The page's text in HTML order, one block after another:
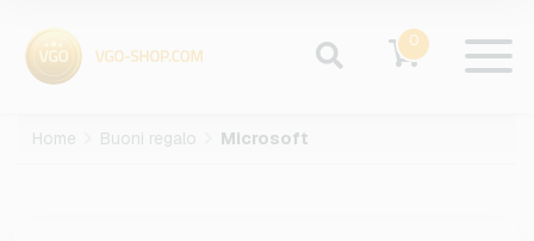
0
Home Buoni regalo Microsoft